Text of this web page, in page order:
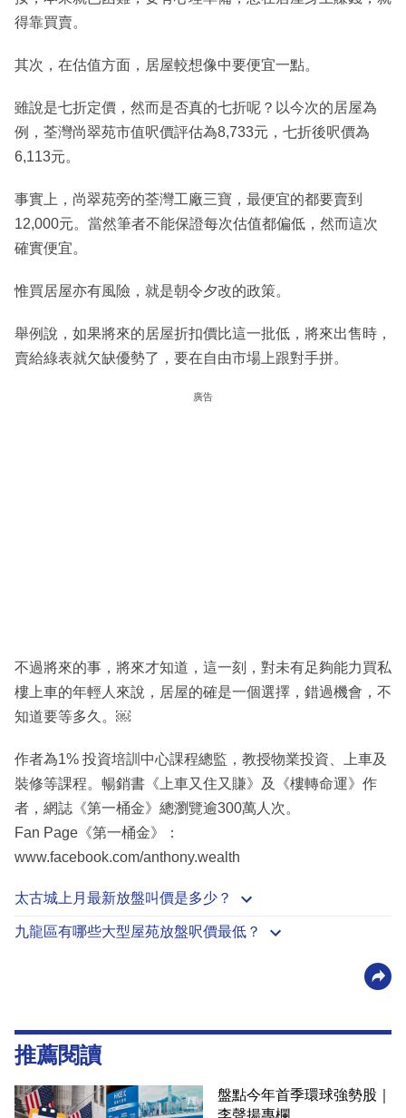
得靠買賣。
其次，在估值方面，居屋較想像中要便宜一點。
雖說是七折定價，然而是否真的七折呢？以今次的居屋為
例，荃灣尚翠苑市值呎價評估為8,733元，七折後呎價為
6,113元。
事實上，尚翠苑旁的荃灣工廠三寶，最便宜的都要賣到
12,000元。當然筆者不能保證每次估值都偏低，然而這次
確實便宜。
惟買居屋亦有風險，就是朝令夕改的政策。
舉例說，如果將來的居屋折扣價比這一批低，將來出售時，
賣給綠表就欠缺優勢了，要在自由市場上跟對手拼。
廣告
不過將來的事，將來才知道，這一刻，對未有足夠能力買私
樓上車的年輕人來說，居屋的確是一個選擇，錯過機會，不
知道要等多久。￼
作者為1% 投資培訓中心課程總監，教授物業投資、上車及
裝修等課程。暢銷書《上車又住又賺》及《樓轉命運》作
者，網誌《第一桶金》總瀏覽逾300萬人次。
Fan Page《第一桶金》：
www.facebook.com/anthony.wealth
太古城上月最新放盤叫價是多少？
九龍區有哪些大型屋苑放盤呎價最低？
推薦閱讀
盤點今年首季環球強勢股｜
李聲揚專欄